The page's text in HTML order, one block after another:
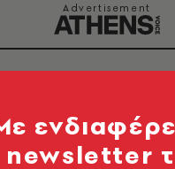
newsletter